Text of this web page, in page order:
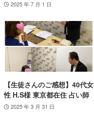
2025 年 7 月 1 日
【生徒さんのご感想】40代女
性 H.S様 東京都在住 占い師
2025 年 3 月 31 日